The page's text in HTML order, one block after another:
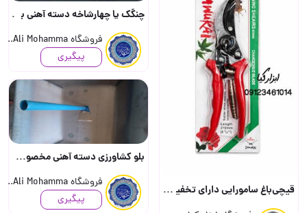
قیچی‌باغ سامورایی دارای تخفیف همکاری
چنگک یا چهارشاخه دسته آهنی بسیار
فروشگاه Ali Mohamma..
پیگیری
بلو کشاورزی دسته آهنی مخصوص از
فروشگاه Ali Mohamma..
پیگیری